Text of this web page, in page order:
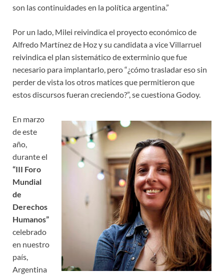
son las continuidades en la política argentina.”
Por un lado, Milei reivindica el proyecto económico de
Alfredo Martínez de Hoz y su candidata a vice Villarruel
reivindica el plan sistemático de exterminio que fue
necesario para implantarlo, pero “¿cómo trasladar eso sin
perder de vista los otros matices que permitieron que
estos discursos fueran creciendo?”, se cuestiona Godoy.
En marzo
de este
año,
durante el
“III Foro
Mundial
de
Derechos
Humanos”
celebrado
en nuestro
país,
Argentina